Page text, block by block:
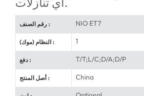
رقم الصنف : NIO ET7
النظام (موك) : 1
دفع : T/T;L/C;D/A;D/P
أصل المنتج : China